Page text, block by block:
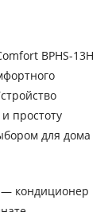
BPHS-13H
простоту
для дома
— кондиционер